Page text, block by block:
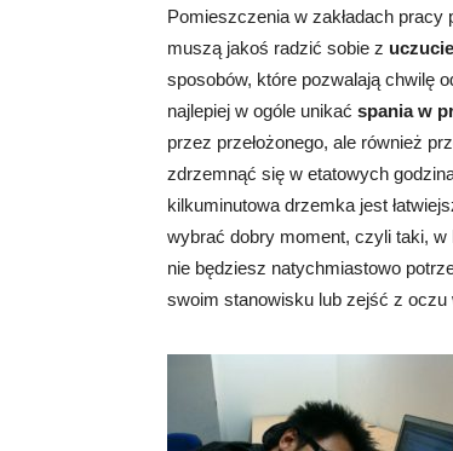
Pomieszczenia w zakładach pracy
muszą jakoś radzić sobie z
sposobów, które pozwalają chwilę
najlepiej w ogóle unikać spania w
przez przełożonego, ale również
zdrzemnąć się w etatowych
kilkuminutowa drzemka jest
wybrać dobry moment, czyli taki, w
nie będziesz natychmiastowo
swoim stanowisku lub zejść z